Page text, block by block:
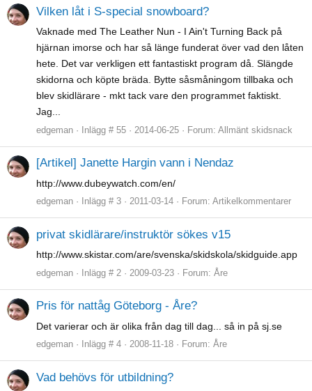
Vilken låt i S-special snowboard?
Vaknade med The Leather Nun - I Ain't Turning Back på
hjärnan imorse och har så länge funderat över vad den låten
hete. Det var verkligen ett fantastiskt program då. Slängde
skidorna och köpte bräda. Bytte såsmåningom tillbaka och
blev skidlärare - mkt tack vare den programmet faktiskt.
Jag...
edgeman Inlägg # 55 2014-06-25 Forum: Allmänt skidsnack
[Artikel] Janette Hargin vann i Nendaz
http://www.dubeywatch.com/en/
edgeman Inlägg # 3 2011-03-14 Forum: Artikelkommentarer
privat skidlärare/instruktör sökes v15
http://www.skistar.com/are/svenska/skidskola/skidguide.app
edgeman Inlägg # 2 2009-03-23 Forum: Åre
Pris för nattåg Göteborg - Åre?
Det varierar och är olika från dag till dag... så in på sj.se
edgeman Inlägg # 4 2008-11-18 Forum: Åre
Vad behövs för utbildning?